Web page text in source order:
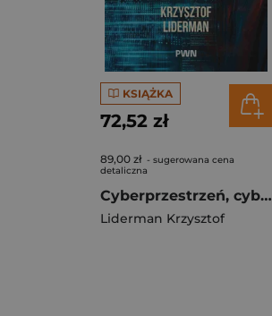
KSIĄŻKA
72,52 zł
89,00 zł - sugerowana cena
detaliczna
Cyberprzestrzeń, cyberbezpieczeństwo, cyberryzyko
Liderman Krzysztof